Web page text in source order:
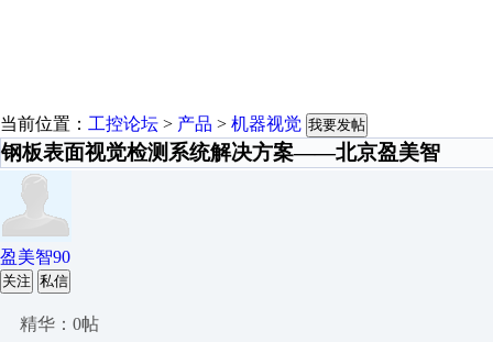
当前位置： 工控论坛 > 产品 > 机器视觉 我要发帖
钢板表面视觉检测系统解决方案——北京盈美智
盈美智90
关注 私信
精华：0帖